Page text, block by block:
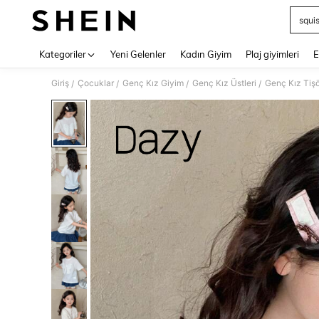
Kategoriler Yeni Gelenler Kadın Giyim Plaj giyimleri
Giriş / Çocuklar / Genç Kız Giyim / Genç Kız Üstleri / Genç Kız